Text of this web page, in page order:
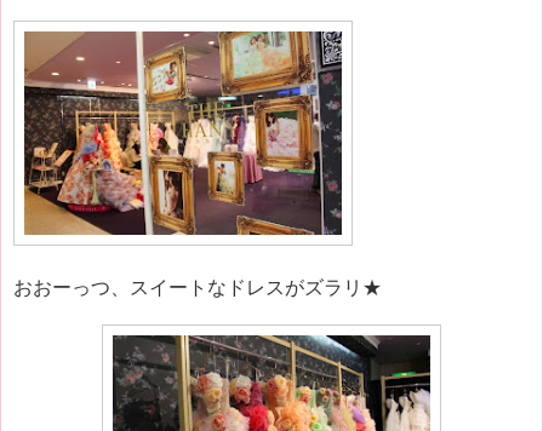
おおーっつ、スイートなドレスがズラリ★